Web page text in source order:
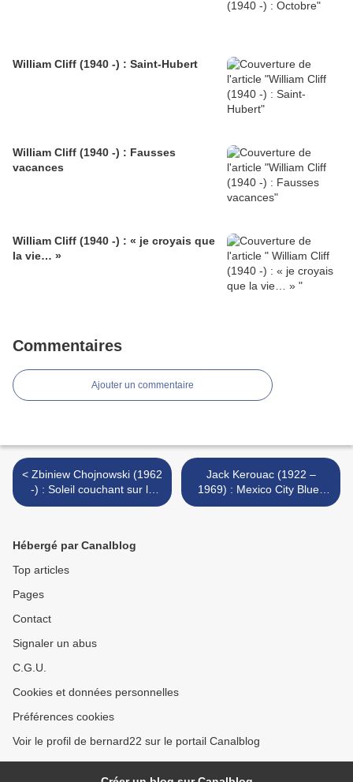
William Cliff (1940 -) : Saint-Hubert
William Cliff (1940 -) : Fausses
vacances
William Cliff (1940 -) : « je croyais que
la vie… »
Commentaires
Ajouter un commentaire
< Zbiniew Chojnowski (1962
-) : Soleil couchant sur le
lac
Jack Kerouac (1922 –
1969) : Mexico City Blues
(31ème – 40ème Chorus /
Hébergé par Canalblog
Top articles
Pages
Contact
Signaler un abus
C.G.U.
Cookies et données personnelles
Préférences cookies
Voir le profil de bernard22 sur le portail Canalblog